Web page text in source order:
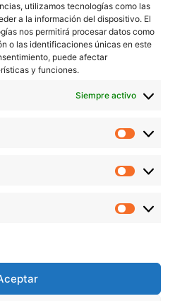
utilizamos tecnologías como las
a la información del dispositivo. El
nos permitirá procesar datos como
o las identificaciones únicas en este
puede afectar
y funciones.
Siempre activo
está bajo
MIS REDES